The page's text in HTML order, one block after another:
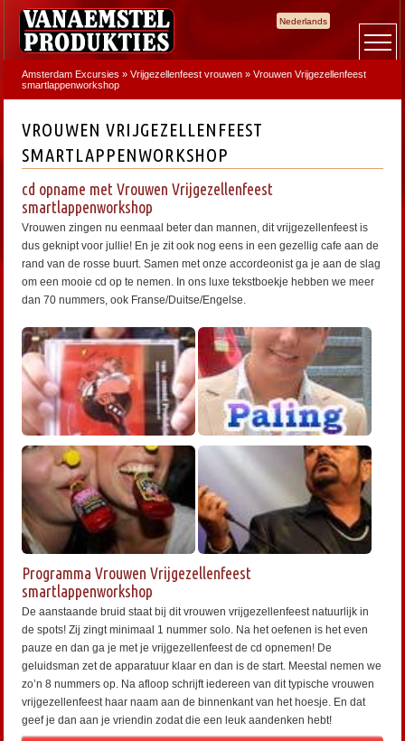
Nederlands
Amsterdam Excursies »Vrijgezellenfeest vrouwen »Vrouwen Vrijgezellenfeest
smartlappenworkshop
VROUWEN VRIJGEZELLENFEEST
SMARTLAPPENWORKSHOP
cd opname met Vrouwen Vrijgezellenfeest
smartlappenworkshop
Vrouwen zingen nu eenmaal beter dan mannen, dit vrijgezellenfeest is
dus geknipt voor jullie! En je zit ook nog eens in een gezellig cafe aan de
rand van de rosse buurt. Samen met onze accordeonist ga je aan de slag
om een mooie cd op te nemen. In ons luxe tekstboekje hebben we meer
dan 70 nummers, ook Franse/Duitse/Engelse.
Programma Vrouwen Vrijgezellenfeest
smartlappenworkshop
De aanstaande bruid staat bij dit vrouwen vrijgezellenfeest natuurlijk in
de spots! Zij zingt minimaal 1 nummer solo. Na het oefenen is het even
pauze en dan ga je met je vrijgezellenfeest de cd opnemen! De
geluidsman zet de apparatuur klaar en dan is de start. Meestal nemen we
zo’n 8 nummers op. Na afloop schrijft iedereen van dit typische vrouwen
vrijgezellenfeest haar naam aan de binnenkant van het hoesje. En dat
geef je dan aan je vriendin zodat die een leuk aandenken hebt!